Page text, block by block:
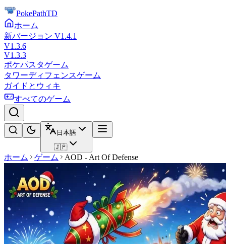
PokePathTD
ホーム
新バージョン V1.4.1
V1.3.6
V1.3.3
ポケパスタゲーム
タワーディフェンスゲーム
ガイドとウィキ
すべてのゲーム
日本語
🇯🇵
ホーム ゲーム AOD - Art Of Defense